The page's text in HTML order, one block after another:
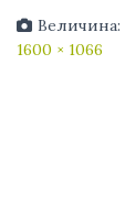
Величина:
1600 × 1066